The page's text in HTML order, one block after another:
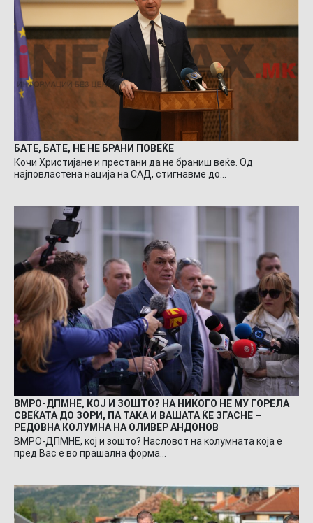
БАТЕ, БАТЕ, НЕ НЕ БРАНИ ПОВЕЌЕ
Кочи Христијане и престани да не браниш веќе. Од
најповластена нација на САД, стигнавме до…
ВМРО-ДПМНЕ, КОЈ И ЗОШТО? НА НИКОГО НЕ МУ ГОРЕЛА
СВЕЌАТА ДО ЗОРИ, ПА ТАКА И ВАШАТА ЌЕ ЗГАСНЕ –
РЕДОВНА КОЛУМНА НА ОЛИВЕР АНДОНОВ
ВМРО-ДПМНЕ, кој и зошто? Насловот на колумната која е
пред Вас е во прашална форма…